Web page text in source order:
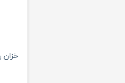
خزان روب